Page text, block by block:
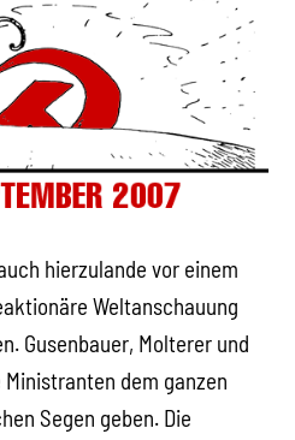
hierzulande vor einem
Weltanschauung
Gusenbauer, Molterer und
dem ganzen
Segen geben. Die